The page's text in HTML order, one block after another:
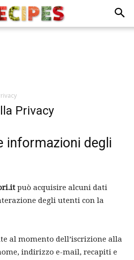
Privacy
informazioni degli
può acquisire alcuni dati
degli utenti con la
al momento dell’iscrizione alla
indirizzo e-mail, recapiti e